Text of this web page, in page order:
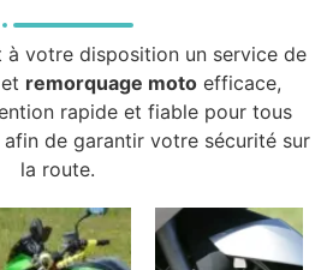
votre disposition un service de
remorquage motoefficace,
rapide et fiable pour tous
de garantir votre sécurité sur
la route.